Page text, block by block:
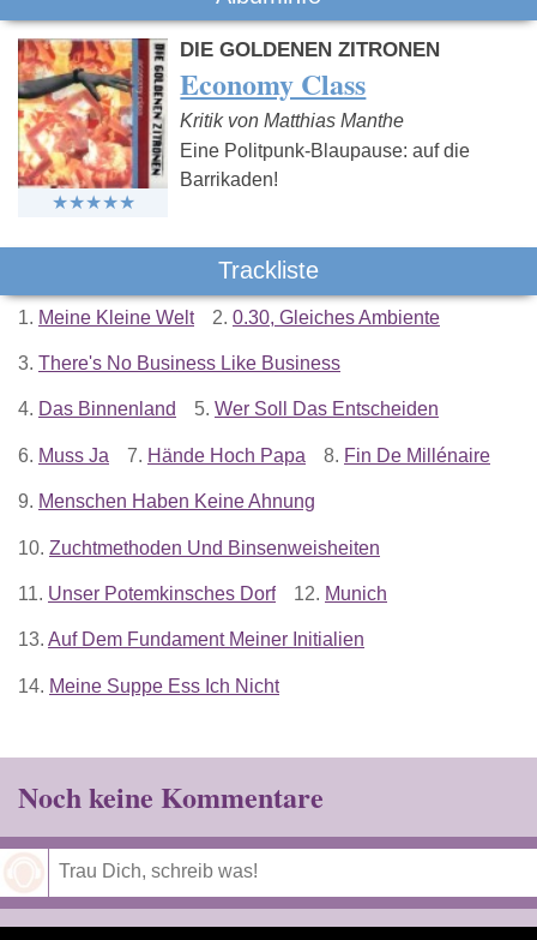
DIE GOLDENEN ZITRONEN
Economy Class
Kritik von Matthias Manthe
Eine Politpunk-Blaupause: auf die
Barrikaden!
Trackliste
1. Meine Kleine Welt 2. 0.30, Gleiches Ambiente
3. There's No Business Like Business
4. Das Binnenland 5. Wer Soll Das Entscheiden
6. Muss Ja 7. Hände Hoch Papa 8. Fin De Millénaire
9. Menschen Haben Keine Ahnung
10. Zuchtmethoden Und Binsenweisheiten
11. Unser Potemkinsches Dorf 12. Munich
13. Auf Dem Fundament Meiner Initialien
14. Meine Suppe Ess Ich Nicht
Noch keine Kommentare